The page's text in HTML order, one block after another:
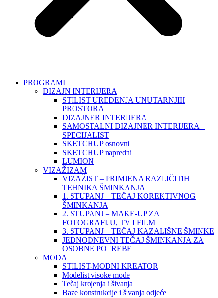
PROGRAMI
DIZAJN INTERIJERA
STILIST UREĐENJA UNUTARNJIH
PROSTORA
DIZAJNER INTERIJERA
SAMOSTALNI DIZAJNER INTERIJERA –
SPECIJALIST
SKETCHUP osnovni
SKETCHUP napredni
LUMION
VIZAŽIZAM
VIZAŽIST – PRIMJENA RAZLIČITIH
TEHNIKA ŠMINKANJA
1. STUPANJ – TEČAJ KOREKTIVNOG
ŠMINKANJA
2. STUPANJ – MAKE-UP ZA
FOTOGRAFIJU, TV I FILM
3. STUPANJ – TEČAJ KAZALIŠNE ŠMINKE
JEDNODNEVNI TEČAJ ŠMINKANJA ZA
OSOBNE POTREBE
MODA
STILIST-MODNI KREATOR
Modelist visoke mode
Tečaj krojenja i šivanja
Baze konstrukcije i šivanja odjeće